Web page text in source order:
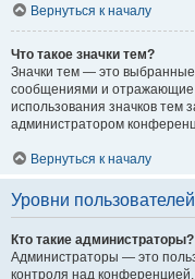
Вернуться к началу
Что такое значки тем?
Значки тем — это
сообщениями и отражающие
использования значков тем
администратором
Вернуться к началу
Уровни
Кто такие администраторы?
Администраторы — это
контроля над